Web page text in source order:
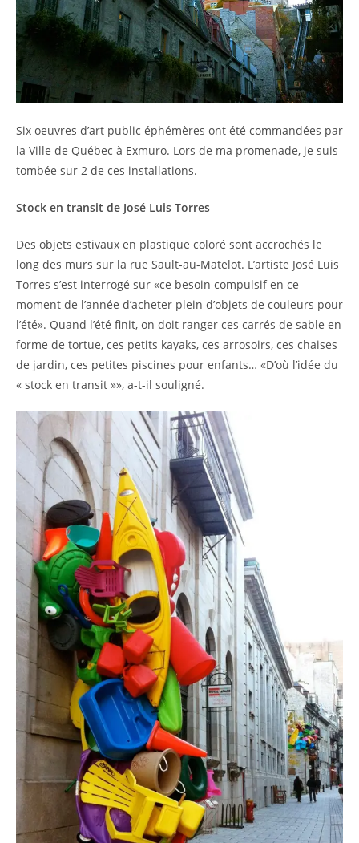
Six oeuvres d’art public éphémères ont été commandées par
la Ville de Québec à Exmuro. Lors de ma promenade, je suis
tombée sur 2 de ces installations.
Stock en transit de José Luis Torres
Des objets estivaux en plastique coloré sont accrochés le
long des murs sur la rue Sault-au-Matelot. L’artiste José Luis
Torres s’est interrogé sur «ce besoin compulsif en ce
moment de l’année d’acheter plein d’objets de couleurs pour
l’été». Quand l’été finit, on doit ranger ces carrés de sable en
forme de tortue, ces petits kayaks, ces arrosoirs, ces chaises
de jardin, ces petites piscines pour enfants… «D’où l’idée du
« stock en transit »», a-t-il souligné.